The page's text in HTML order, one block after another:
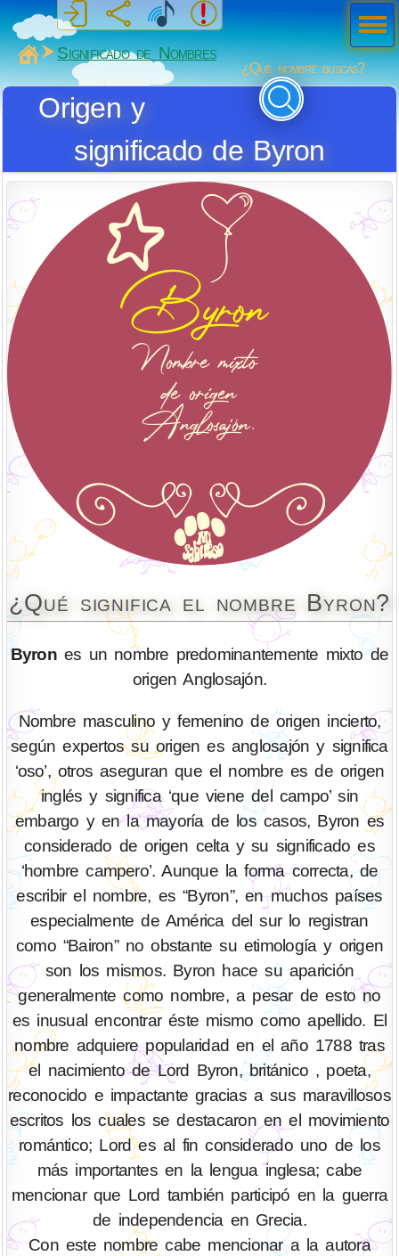
MiSabueso
Significado de Nombres
¿Qué nombre buscas?
Origen y
significado de Byron
¿Qué significa el nombre Byron?
Byrones un nombre predominantemente mixto de
origen Anglosajón.
Nombre masculino y femenino de origen incierto,
según expertos su origen es anglosajón y significa
‘oso’, otros aseguran que el nombre es de origen
inglés y significa ‘que viene del campo’ sin
embargo y en la mayoría de los casos, Byron es
considerado de origen celta y su significado es
‘hombre campero’. Aunque la forma correcta, de
escribir el nombre, es “Byron”, en muchos países
especialmente de América del sur lo registran
como “Bairon” no obstante su etimología y origen
son los mismos. Byron hace su aparición
generalmente como nombre, a pesar de esto no
es inusual encontrar éste mismo como apellido. El
nombre adquiere popularidad en el año 1788 tras
el nacimiento de Lord Byron, británico , poeta,
reconocido e impactante gracias a sus maravillosos
escritos los cuales se destacaron en el movimiento
romántico; Lord es al fin considerado uno de los
más importantes en la lengua inglesa; cabe
mencionar que Lord también participó en la guerra
de independencia en Grecia.
Con este nombre cabe mencionar a la autora
Men
ú